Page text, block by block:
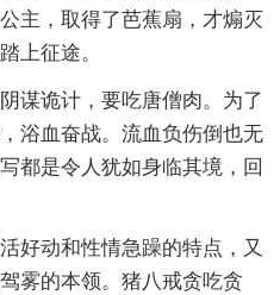
主，取得了芭蕉扇，才煽灭
上征途。
诡计，要吃唐僧肉。为了
浴血奋战。流血负伤倒也无
都是令人犹如身临其境，回
动和性情急躁的特点，又
雾的本领。猪八戒贪吃贪